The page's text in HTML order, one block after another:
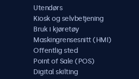
Utendørs
Kiosk og selvbetjening
Bruk i kjøretøy
Maskingrensesnitt (HMI)
Offentlig sted
Point of Sale (POS)
Digital skilting